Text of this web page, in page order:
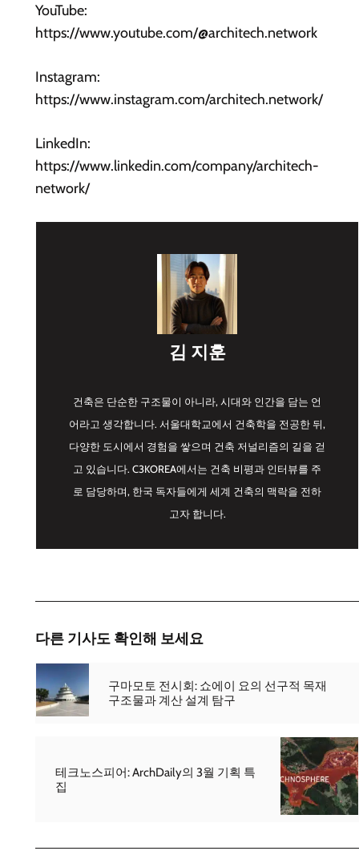
YouTube:
https://www.youtube.com/@architech.network
Instagram:
https://www.instagram.com/architech.network/
LinkedIn:
https://www.linkedin.com/company/architech-
network/
김 지훈
건축은 단순한 구조물이 아니라, 시대와 인간을 담는 언
어라고 생각합니다. 서울대학교에서 건축학을 전공한 뒤,
다양한 도시에서 경험을 쌓으며 건축 저널리즘의 길을 걷
고 있습니다. C3KOREA에서는 건축 비평과 인터뷰를 주
로 담당하며, 한국 독자들에게 세계 건축의 맥락을 전하
고자 합니다.
다른 기사도 확인해 보세요
구마모토 전시회: 쇼에이 요의 선구적 목재
구조물과 계산 설계 탐구
테크노스피어: ArchDaily의 3월 기획 특
집